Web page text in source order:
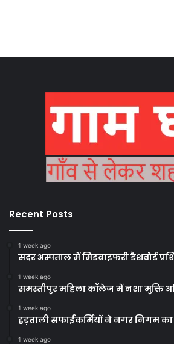
Recent Posts
1 week ago
सदर अस्पताल में मिडवाइफरी डैशबोर्ड
1 week ago
समस्तीपुर महिला कॉलेज में नशा मुक्ति
1 week ago
हड़ताली सफाईकर्मियों ने नगर निगम का
1 week ago